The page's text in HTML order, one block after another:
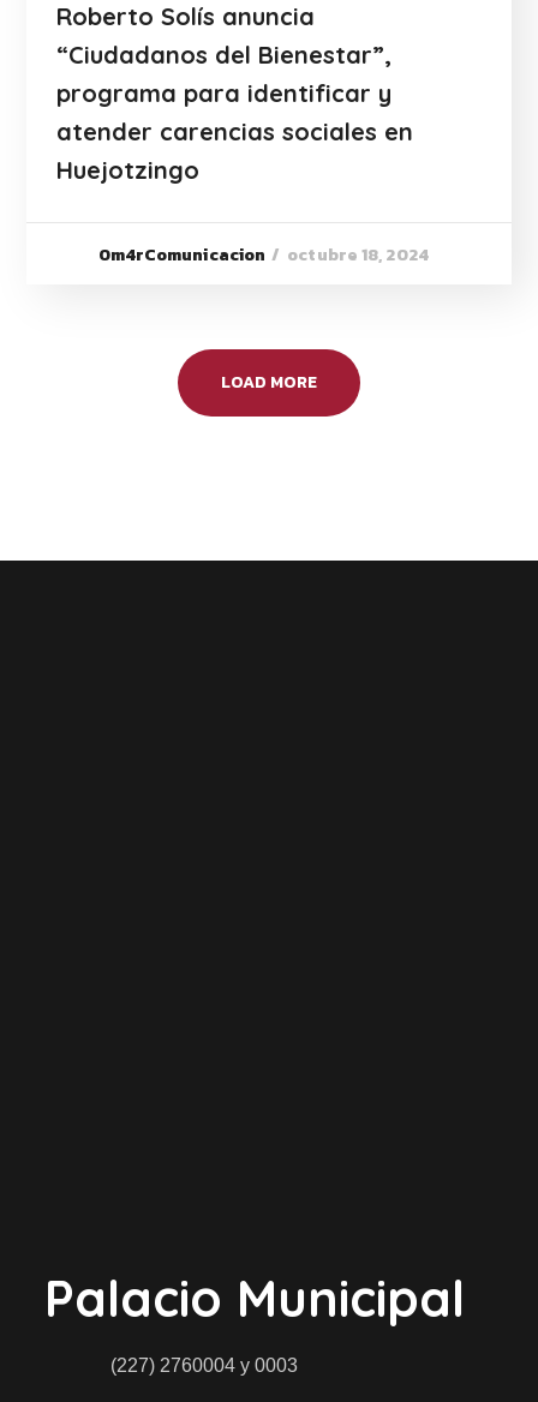
Roberto Solís anuncia
“Ciudadanos del Bienestar”,
programa para identificar y
atender carencias sociales en
Huejotzingo
0m4rComunicacion octubre 18, 2024
LOAD MORE
Palacio Municipal
(227) 2760004 y 0003